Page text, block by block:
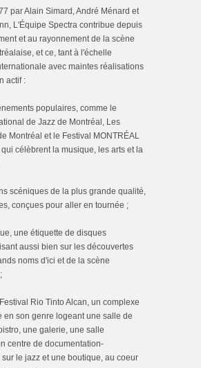
par Alain Simard, André Ménard et
L'Équipe Spectra contribue depuis
et au rayonnement de la scène
et ce, tant à l'échelle
avec maintes réalisations
actif :
populaires, comme le
de Jazz de Montréal, Les
Montréal et le Festival MONTRÉAL
qui célèbrent la musique, les arts et la
scéniques de la plus grande qualité,
conçues pour aller en tournée ;
une étiquette de disques
aussi bien sur les découvertes
noms d'ici et de la scène
Rio Tinto Alcan, un complexe
en son genre logeant une salle de
une galerie, une salle
centre de documentation-
le jazz et une boutique, au coeur